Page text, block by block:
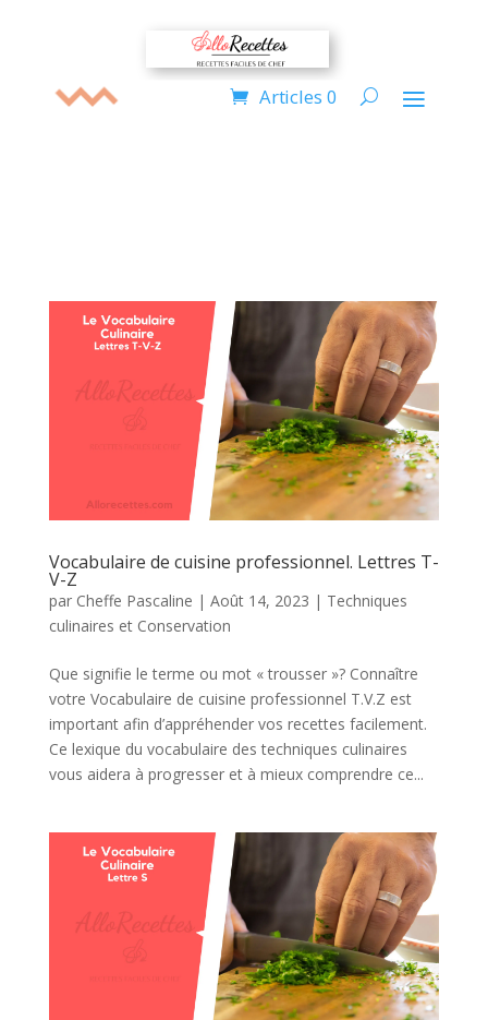
Articles 0
Vocabulaire de cuisine professionnel. Lettres T-
V-Z
par Cheffe Pascaline | Août 14, 2023 | Techniques
culinaires et Conservation
Que signifie le terme ou mot « trousser »? Connaître
votre Vocabulaire de cuisine professionnel T.V.Z est
important afin d’appréhender vos recettes facilement.
Ce lexique du vocabulaire des techniques culinaires
vous aidera à progresser et à mieux comprendre ce...